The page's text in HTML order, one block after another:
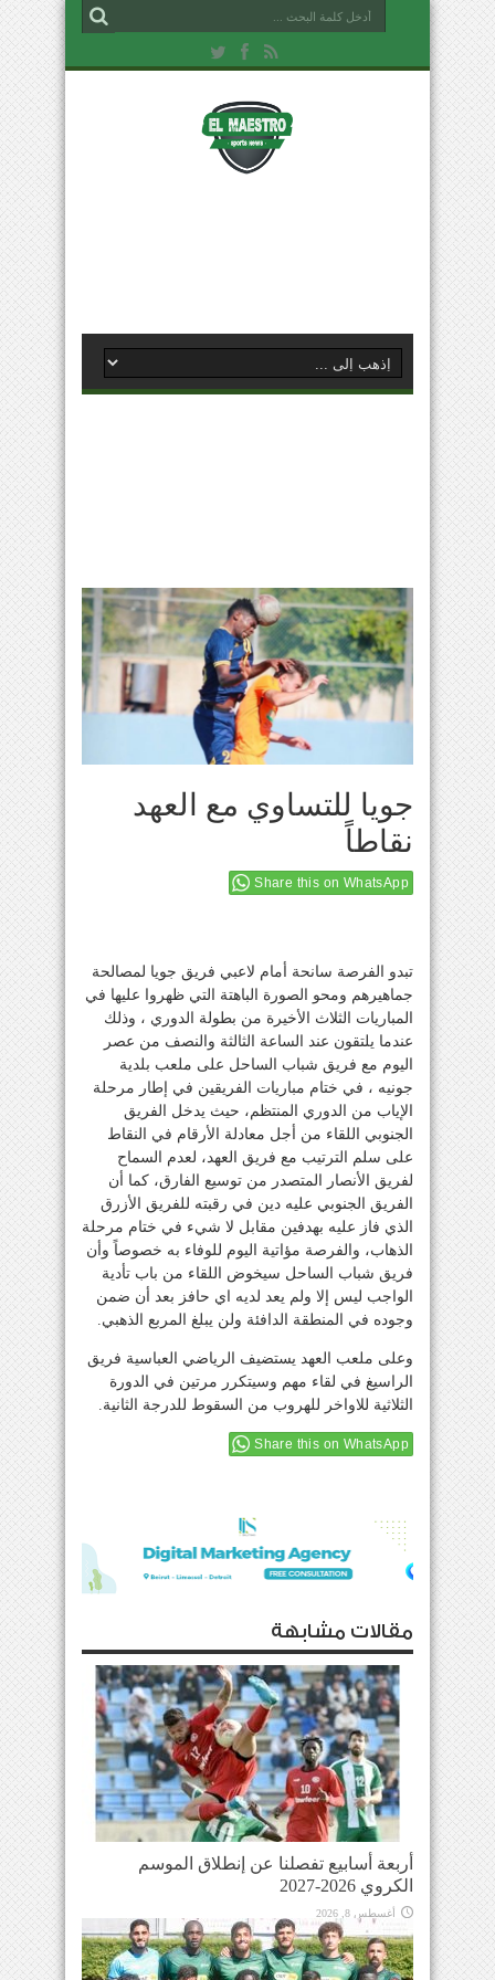
جويا للتساوي مع العهد
نقاطاً
Share this on WhatsApp
تبدو الفرصة سانحة أمام لاعبي فريق جويا لمصالحة
جماهيرهم ومحو الصورة الباهتة التي ظهروا عليها في
المباريات الثلاث الأخيرة من بطولة الدوري ، وذلك
عندما يلتقون عند الساعة الثالثة والنصف من عصر
اليوم مع فريق شباب الساحل على ملعب بلدية
جونيه ، في ختام مباريات الفريقين في إطار مرحلة
الإياب من الدوري المنتظم، حيث يدخل الفريق
الجنوبي اللقاء من أجل معادلة الأرقام في النقاط
على سلم الترتيب مع فريق العهد، لعدم السماح
لفريق الأنصار المتصدر من توسيع الفارق، كما أن
الفريق الجنوبي عليه دين في رقبته للفريق الأزرق
الذي فاز عليه بهدفين مقابل لا شيء في ختام مرحلة
الذهاب، والفرصة مؤاتية اليوم للوفاء به خصوصاً وأن
فريق شباب الساحل سيخوض اللقاء من باب تأدية
الواجب ليس إلا ولم يعد لديه اي حافز بعد أن ضمن
وجوده في المنطقة الدافئة ولن يبلغ المربع الذهبي.
وعلى ملعب العهد يستضيف الرياضي العباسية فريق
الراسيغ في لقاء مهم وسيتكرر مرتين في الدورة
الثلاثية للاواخر للهروب من السقوط للدرجة الثانية.
Share this on WhatsApp
مقالات مشابهة
أربعة أسابيع تفصلنا عن إنطلاق الموسم
الكروي 2026-2027
أغسطس 8, 2026